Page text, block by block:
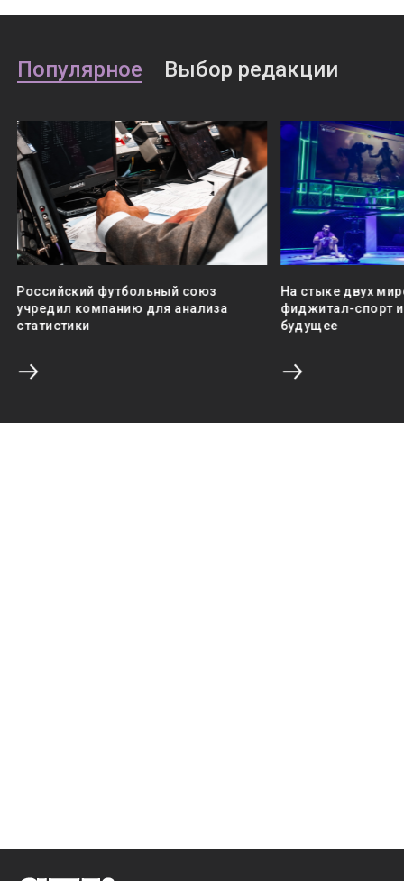
Популярное Выбор редакции
Российский футбольный союз
учредил компанию для анализа
статистики
На стыке двух
фиджитал-спорт
будущее